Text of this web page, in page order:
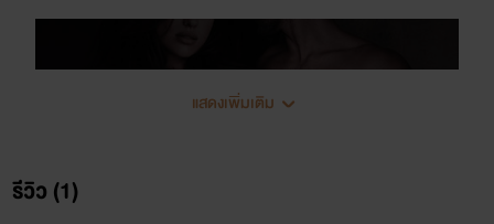
แสดงเพิ่มเติม
รีวิว (1)